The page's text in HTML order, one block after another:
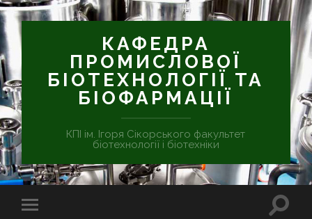
КАФЕДРА
ПРОМИСЛОВОЇ
БІОТЕХНОЛОГІЇ ТА
БІОФАРМАЦІЇ
КПІ ім. Ігоря Сікорського факультет
біотехнології і біотехніки